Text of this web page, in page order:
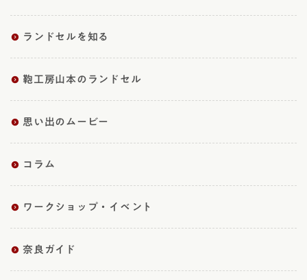
ランドセルを知る
鞄工房山本のランドセル
思い出のムービー
コラム
ワークショップ・イベント
奈良ガイド